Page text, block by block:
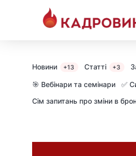
Новини +13 Статті +3
🎯 Вебінари та семінари ✅
Сім запитань про зміни в